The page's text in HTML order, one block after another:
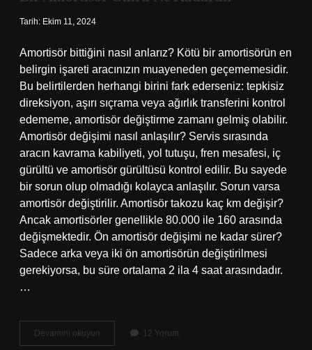
Tarih: Ekim 11, 2024
Amortisör bittiğini nasıl anlarız? Kötü bir amortisörün en
belirgin işareti aracınızın muayeneden geçememesidir.
Bu belirtilerden herhangi birini fark ederseniz: tepkisiz
direksiyon, aşırı sıçrama veya ağırlık transferini kontrol
edememe, amortisör değiştirme zamanı gelmiş olabilir.
Amortisör değişimi nasıl anlaşılır? Servis sırasında
aracın kavrama kabiliyeti, yol tutuşu, fren mesafesi, iç
gürültü ve amortisör gürültüsü kontrol edilir. Bu sayede
bir sorun olup olmadığı kolayca anlaşılır. Sorun varsa
amortisör değiştirilir. Amortisör takozu kaç km değişir?
Ancak amortisörler genellikle 80.000 ile 160 arasında
değişmektedir. Ön amortisör değişimi ne kadar sürer?
Sadece arka veya iki ön amortisörün değiştirilmesi
gerekiyorsa, bu süre ortalama 2 ila 4 saat arasındadır.
…
Devamını okuyun
Amortisör
12 Yorum